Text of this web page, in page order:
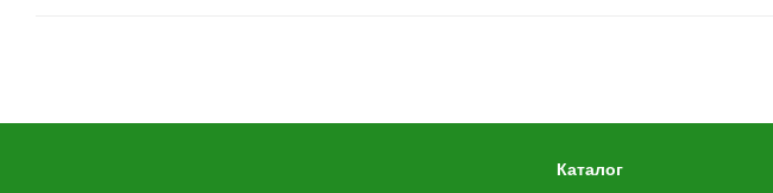
Каталог